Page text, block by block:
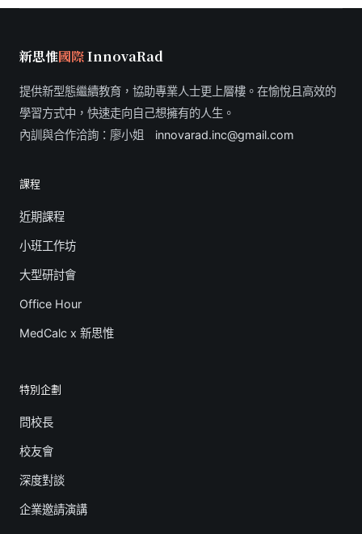
新思惟國際InnovaRad
提供新型態繼續教育，協助專業人士更上層樓。在愉悅且高效的
學習方式中，快速走向自己想擁有的人生。
內訓與合作洽詢：廖小姐 innovarad.inc@gmail.com
課程
近期課程
小班工作坊
大型研討會
Office Hour
MedCalc x 新思惟
特別企劃
問校長
校友會
深度對談
企業邀請演講